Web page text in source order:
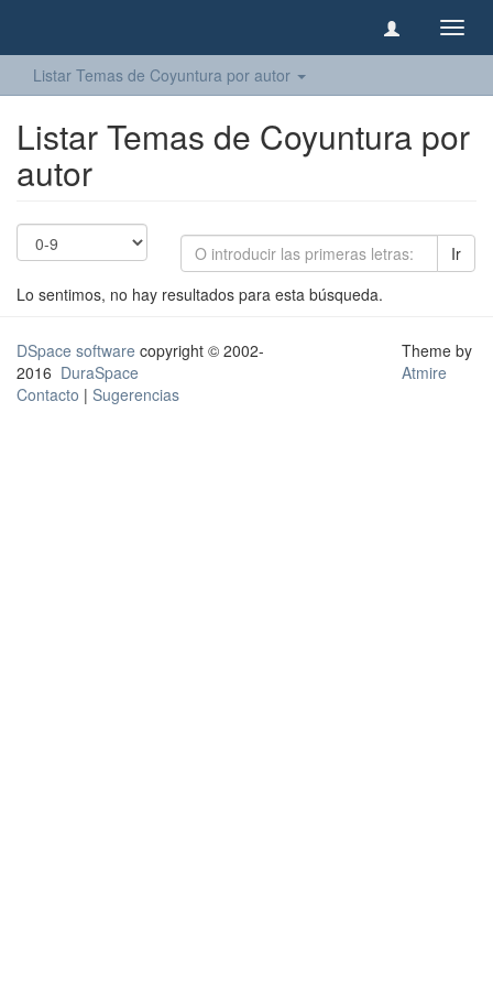
Listar Temas de Coyuntura por autor
Listar Temas de Coyuntura por
autor
Ir
Lo sentimos, no hay resultados para esta búsqueda.
DSpace software copyright © 2002-
2016 DuraSpace
Contacto | Sugerencias
Theme by
Atmire